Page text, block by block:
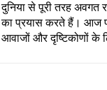
दुनिया से पूरी तरह अवगत
का प्रयास करते हैं। आज
आवाजों और दृष्टिकोणों के